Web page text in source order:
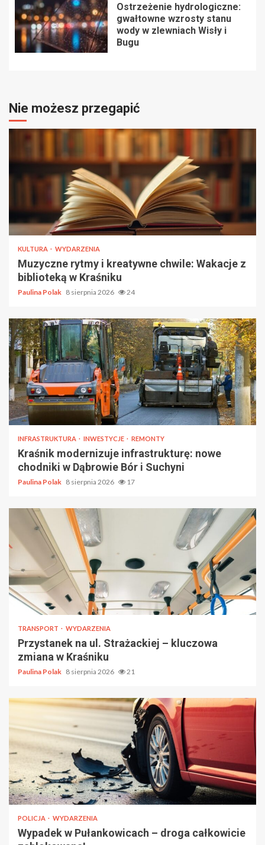
Ostrzeżenie hydrologiczne:
gwałtowne wzrosty stanu
wody w zlewniach Wisły i
Bugu
Nie możesz przegapić
KULTURA WYDARZENIA
Muzyczne rytmy i kreatywne chwile: Wakacje z
biblioteką w Kraśniku
Paulina Polak 8 sierpnia 2026 24
INFRASTRUKTURA INWESTYCJE REMONTY
Kraśnik modernizuje infrastrukturę: nowe
chodniki w Dąbrowie Bór i Suchyni
Paulina Polak 8 sierpnia 2026 17
TRANSPORT WYDARZENIA
Przystanek na ul. Strażackiej – kluczowa
zmiana w Kraśniku
Paulina Polak 8 sierpnia 2026 21
POLICJA WYDARZENIA
Wypadek w Pułankowicach – droga całkowicie